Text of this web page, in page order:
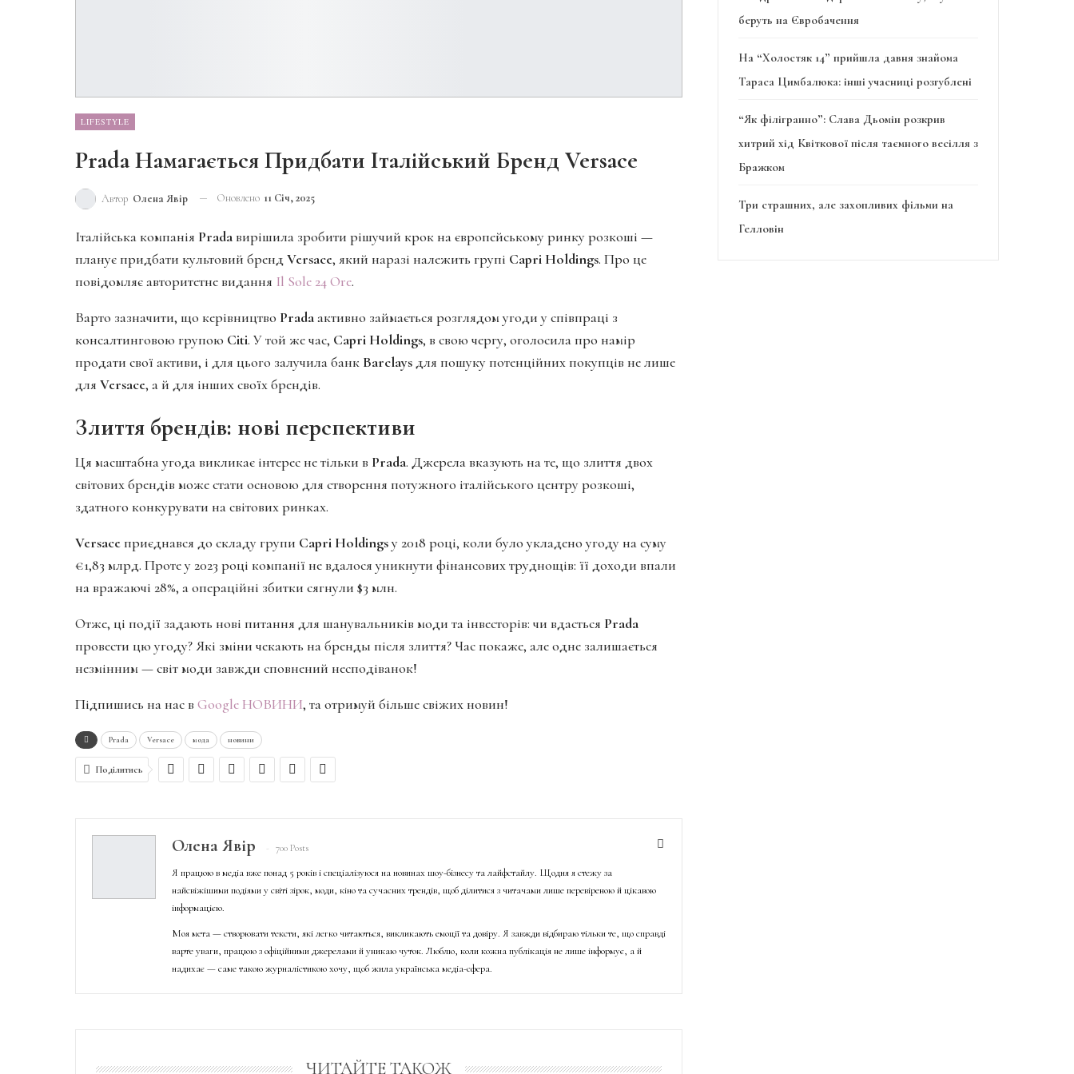
LIFESTYLE
Prada Намагається Придбати Італійський Бренд Versace
Автор Олена Явір Оновлено 11 Січ, 2025
Італійська компанія Pradaвирішила зробити рішучий крок на європейському ринку розкоші —
планує придбати культовий бренд Versace, який наразі належить групі Capri Holdings. Про це
повідомляє авторитетне видання Il Sole 24 Ore.
Варто зазначити, що керівництво Pradaактивно займається розглядом угоди у співпраці з
консалтинговою групою Citi. У той же час, Capri Holdings, в свою чергу, оголосила про намір
продати свої активи, і для цього залучила банк Barclaysдля пошуку потенційних покупців не лише
для Versace, а й для інших своїх брендів.
Злиття брендів: нові перспективи
Ця масштабна угода викликає інтерес не тільки в Prada. Джерела вказують на те, що злиття двох
світових брендів може стати основою для створення потужного італійського центру розкоші,
здатного конкурувати на світових ринках.
Versace приєднався до складу групи Capri Holdingsу 2018 році, коли було укладено угоду на суму
€1,83 млрд. Проте у 2023 році компанії не вдалося уникнути фінансових труднощів: її доходи впали
на вражаючі 28%, а операційні збитки сягнули $3 млн.
Отже, ці події задають нові питання для шанувальників моди та інвесторів: чи вдасться Prada
провести цю угоду? Які зміни чекають на бренды після злиття? Час покаже, але одне залишається
незмінним — світ моди завжди сповнений несподіванок!
Підпишись на нас в Google НОВИНИ, та отримуй більше свіжих новин!
Prada Versace мода новини
Поділитись
Олена Явір 700 Posts
Я працюю в медіа вже понад 5 років і спеціалізуюся на новинах шоу-бізнесу та лайфстайлу. Щодня я стежу за
найсвіжішими подіями у світі зірок, моди, кіно та сучасних трендів, щоб ділитися з читачами лише перевіреною й цікавою
інформацією.
Моя мета — створювати тексти, які легко читаються, викликають емоції та довіру. Я завжди відбираю тільки те, що справді
варте уваги, працюю з офіційними джерелами й уникаю чуток. Люблю, коли кожна публікація не лише інформує, а й
надихає — саме такою журналістикою хочу, щоб жила українська медіа-сфера.
ЧИТАЙТЕ ТАКОЖ
беруть на Євробачення
На “Холостяк 14” прийшла давня знайома
Тараса Цимбалюка: інші учасниці розгублені
“Як філігранно”: Слава Дьомін розкрив
хитрий хід Квіткової після таємного весілля з
Бражком
Три страшних, але захопливих фільми на
Гелловін